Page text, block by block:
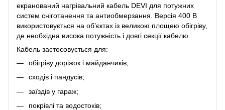
екранований нагрівальний кабель DEVI для потужних
систем сніготанення та антиобмерзання. Версія 400 В
використовується на об’єктах із великою площею обігріву,
де необхідна висока потужність і довгі секції кабелю.
Кабель застосовується для:
обігріву доріжок і майданчиків;
сходів і пандусів;
заїздів у гараж;
покрівлі та водостоків;